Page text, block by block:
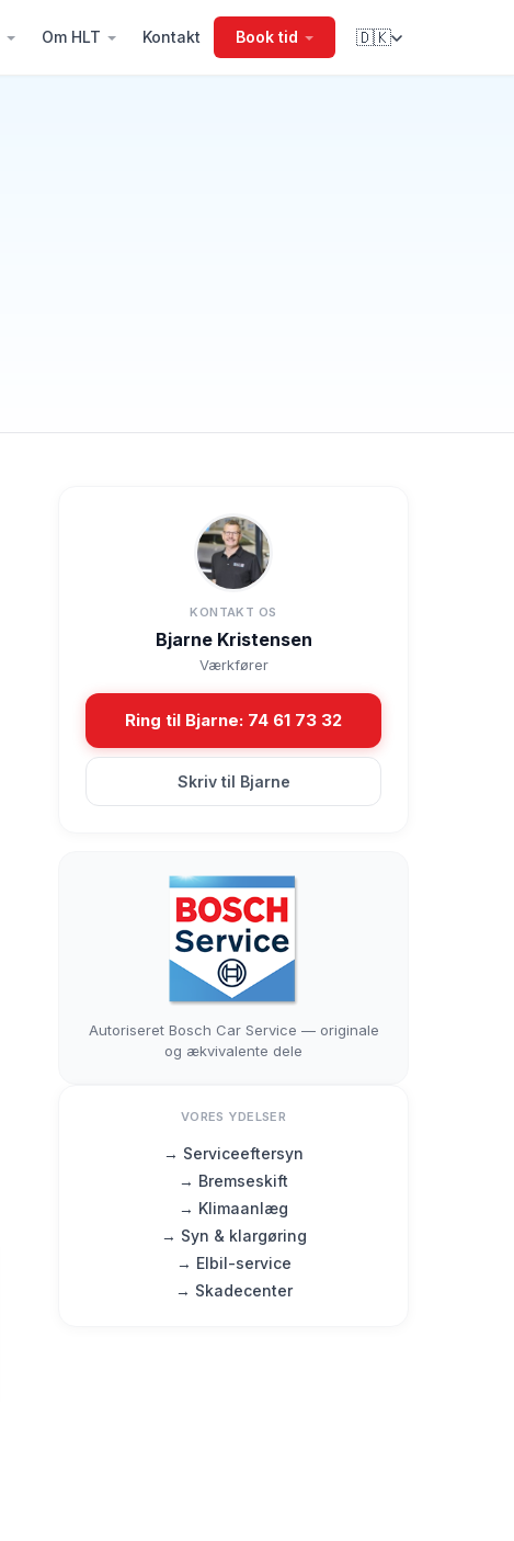
Om HLT Kontakt Book tid 🇩🇰
KONTAKT OS
Bjarne Kristensen
Værkfører
Ring til Bjarne: 74 61 73 32
Skriv til Bjarne
Autoriseret Bosch Car Service — originale
og ækvivalente dele
VORES YDELSER
→ Serviceeftersyn
→ Bremseskift
→ Klimaanlæg
→ Syn & klargøring
→ Elbil-service
→ Skadecenter